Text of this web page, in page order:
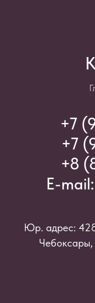
+7
+7
+8
E-mail:
Юр. адрес: